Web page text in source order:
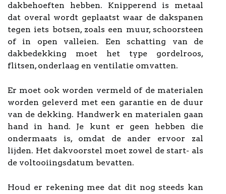
dakbehoeften hebben. Knipperend is metaal
dat overal wordt geplaatst waar de dakspanen
tegen iets botsen, zoals een muur, schoorsteen
of in open valleien. Een schatting van de
dakbedekking moet het type gordelroos,
flitsen, onderlaag en ventilatie omvatten.
Er moet ook worden vermeld of de materialen
worden geleverd met een garantie en de duur
van de dekking. Handwerk en materialen gaan
hand in hand. Je kunt er geen hebben die
ondermaats is, omdat de ander ervoor zal
lijden. Het dakvoorstel moet zowel de start- als
de voltooiingsdatum bevatten.
Houd er rekening mee dat dit nog steeds kan